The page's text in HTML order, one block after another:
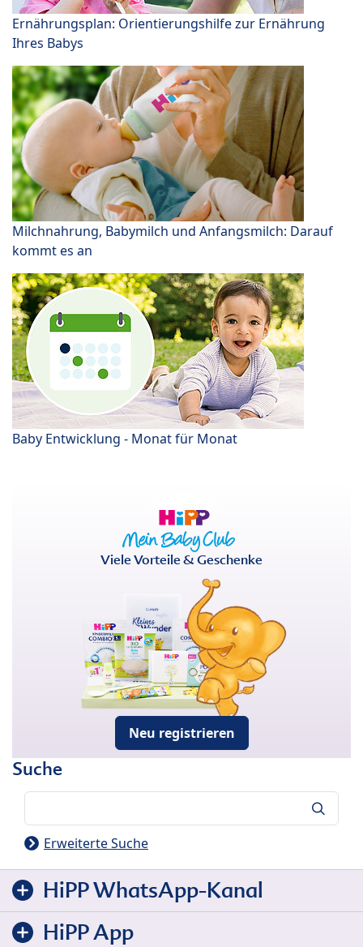
Ernährungsplan: Orientierungshilfe zur Ernährung
Ihres Babys
Milchnahrung, Babymilch und Anfangsmilch: Darauf
kommt es an
Baby Entwicklung - Monat für Monat
Viele Vorteile & Geschenke
Neu registrieren
Suche
Erweiterte Suche
HiPP WhatsApp-Kanal
HiPP App